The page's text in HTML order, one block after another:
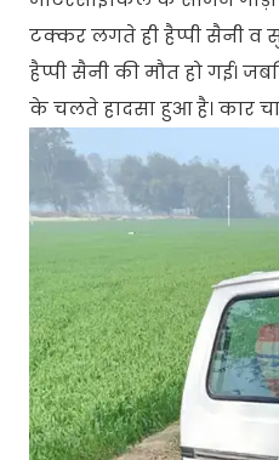
टक्कर लगते ही हैप्पी सैनी व
हैप्पी सैनी की मौत हो गई।
के चलते हादसा हुआ है। कार